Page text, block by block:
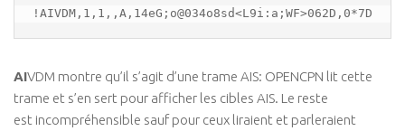
!AIVDM,1,1,,A,14eG;o@034o8sd<L9i:a;WF>062D,0*7D
AIVDM montre qu’il s’agit d’une trame AIS: OPENCPN lit cette
trame et s’en sert pour afficher les cibles AIS. Le reste
est incompréhensible sauf pour ceux liraient et parleraient